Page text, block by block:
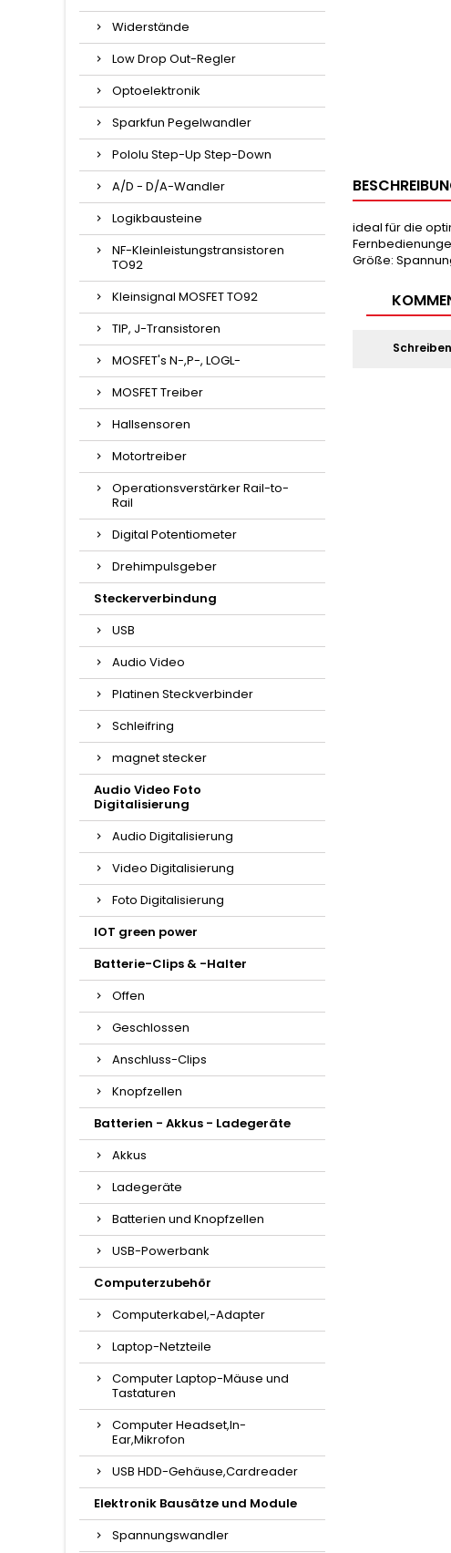
Widerstände
Low Drop Out-Regler
Optoelektronik
Sparkfun Pegelwandler
Pololu Step-Up Step-Down
A/D - D/A-Wandler
Logikbausteine
NF-Kleinleistungstransistoren
TO92
Kleinsignal MOSFET TO92
TIP, J-Transistoren
MOSFET's N-,P-, LOGL-
MOSFET Treiber
Hallsensoren
Motortreiber
Operationsverstärker Rail-to-
Rail
Digital Potentiometer
Drehimpulsgeber
Steckerverbindung
USB
Audio Video
Platinen Steckverbinder
Schleifring
magnet stecker
Audio Video Foto
Digitalisierung
Audio Digitalisierung
Video Digitalisierung
Foto Digitalisierung
IOT green power
Batterie-Clips & -Halter
Offen
Geschlossen
Anschluss-Clips
Knopfzellen
Batterien - Akkus - Ladegeräte
Akkus
Ladegeräte
Batterien und Knopfzellen
USB-Powerbank
Computerzubehör
Computerkabel,-Adapter
Laptop-Netzteile
Computer Laptop-Mäuse und
Tastaturen
Computer Headset,In-
Ear,Mikrofon
USB HDD-Gehäuse,Cardreader
Elektronik Bausätze und Module
Spannungswandler
ideal für die
Größe: